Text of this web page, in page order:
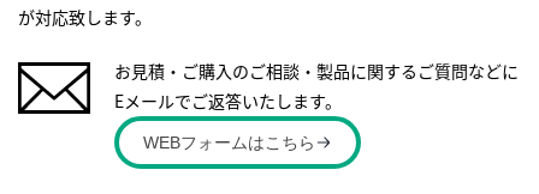
が対応致します。
お見積・ご購入のご相談・製品に関するご質問などに
Eメールでご返答いたします。
WEBフォームはこちら